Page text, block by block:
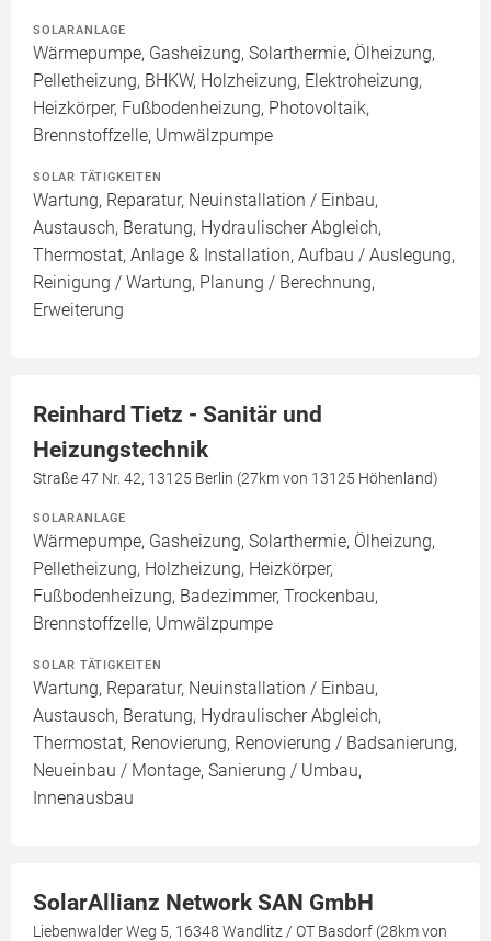
SOLARANLAGE
Wärmepumpe, Gasheizung, Solarthermie, Ölheizung,
Pelletheizung, BHKW, Holzheizung, Elektroheizung,
Heizkörper, Fußbodenheizung, Photovoltaik,
Brennstoffzelle, Umwälzpumpe
SOLAR TÄTIGKEITEN
Wartung, Reparatur, Neuinstallation / Einbau,
Austausch, Beratung, Hydraulischer Abgleich,
Thermostat, Anlage & Installation, Aufbau / Auslegung,
Reinigung / Wartung, Planung / Berechnung,
Erweiterung
Reinhard Tietz - Sanitär und
Heizungstechnik
Straße 47 Nr. 42, 13125 Berlin (27km von 13125 Höhenland)
SOLARANLAGE
Wärmepumpe, Gasheizung, Solarthermie, Ölheizung,
Pelletheizung, Holzheizung, Heizkörper,
Fußbodenheizung, Badezimmer, Trockenbau,
Brennstoffzelle, Umwälzpumpe
SOLAR TÄTIGKEITEN
Wartung, Reparatur, Neuinstallation / Einbau,
Austausch, Beratung, Hydraulischer Abgleich,
Thermostat, Renovierung, Renovierung / Badsanierung,
Neueinbau / Montage, Sanierung / Umbau,
Innenausbau
SolarAllianz Network SAN GmbH
Liebenwalder Weg 5, 16348 Wandlitz / OT Basdorf (28km von